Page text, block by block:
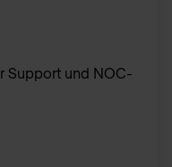
Support und NOC-